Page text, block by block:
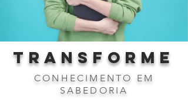
TRANSFORME
CONHECIMENTO EM
SABED ORIA